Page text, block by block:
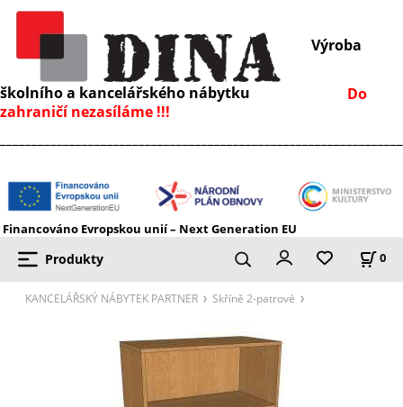
Výroba
školního a kancelářského nábytku Do
zahraničí nezasíláme !!!
Financováno Evropskou unií – Next Generation EU
Produkty 0
KANCELÁŘSKÝ NÁBYTEK PARTNER Skříně 2-patrové